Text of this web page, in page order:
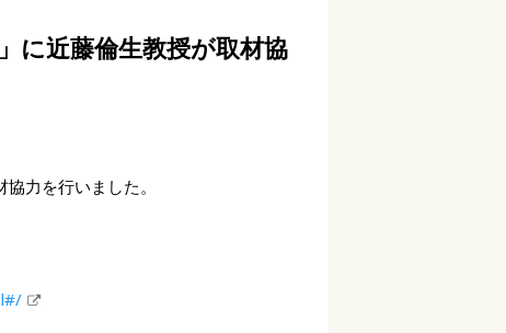
に近藤倫生教授が取材協
力を行いました。